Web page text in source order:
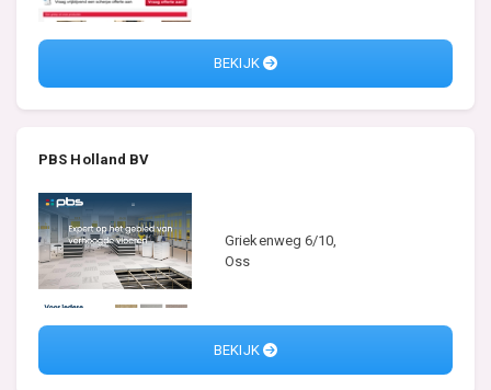
BEKIJK
PBS Holland BV
Griekenweg 6/10,
Oss
BEKIJK